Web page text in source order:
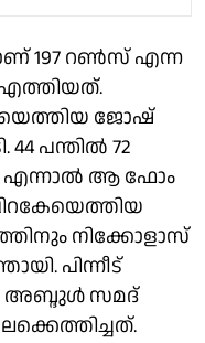
197 റൺസ് എന്ന
എത്തിയത്.
ജോഷ്
പന്തിൽ 72
എന്നാൽ ആ ഫോം
നിക്കോളാസ്
പിന്നീട്
അബ്ദുൾ സമദ്